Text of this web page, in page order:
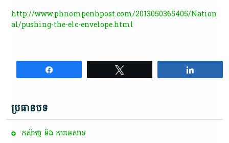
http://www.phnompenhpost.com/2013050365405/Nation
al/pushing-the-elc-envelope.html
ប្រធានបទ
កសិកម្ម​ និង​ ការ​នេ​សាទ​